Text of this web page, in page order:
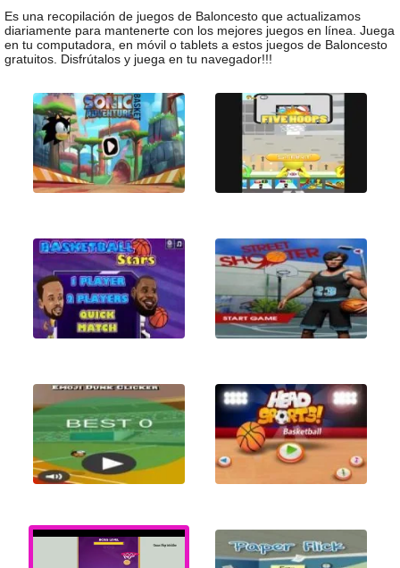
Es una recopilación de juegos de Baloncesto que actualizamos
diariamente para mantenerte con los mejores juegos en línea. Juega
en tu computadora, en móvil o tablets a estos juegos de Baloncesto
gratuitos. Disfrútalos y juega en tu navegador!!!